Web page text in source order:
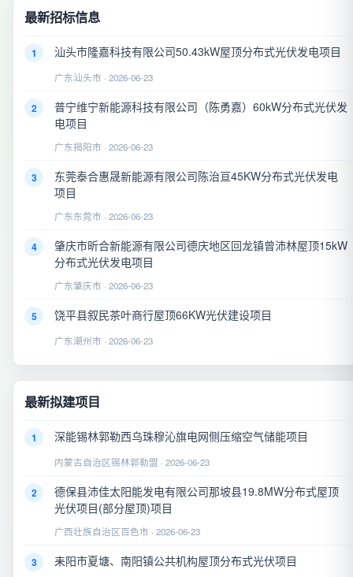
最新招标信息
1 汕头市隆嘉科技有限公司50.43kW屋顶分布式光伏发电项目
广东汕头市 · 2026-06-23
2
普宁维宁新能源科技有限公司（陈勇嘉）60kW分布式光伏发
电项目
广东揭阳市 · 2026-06-23
3
东莞泰合惠晟新能源有限公司陈治亘45KW分布式光伏发电
项目
广东东莞市 · 2026-06-23
4
肇庆市昕合新能源有限公司德庆地区回龙镇曾沛林屋顶15kW
分布式光伏发电项目
广东肇庆市 · 2026-06-23
5 饶平县叙民茶叶商行屋顶66KW光伏建设项目
广东潮州市 · 2026-06-23
最新拟建项目
1 深能锡林郭勒西乌珠穆沁旗电网侧压缩空气储能项目
内蒙古自治区锡林郭勒盟 · 2026-06-23
2
德保县沛佳太阳能发电有限公司那坡县19.8MW分布式屋顶
光伏项目(部分屋顶)项目
广西壮族自治区百色市 · 2026-06-23
3 耒阳市夏塘、南阳镇公共机构屋顶分布式光伏项目